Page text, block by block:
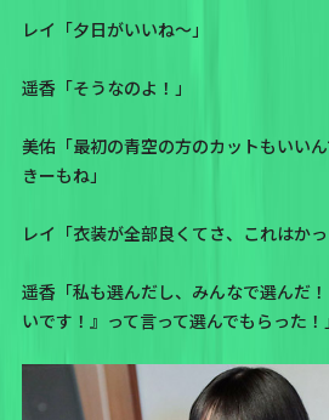
レイ「夕日がいいね〜」
遥香「そうなのよ！」
美佑「最初の青空の方のカットもいい
きーもね」
レイ「衣装が全部良くてさ、これはか
遥香「私も選んだし、みんなで選んだ
いです！』って言って選んでもらった！」